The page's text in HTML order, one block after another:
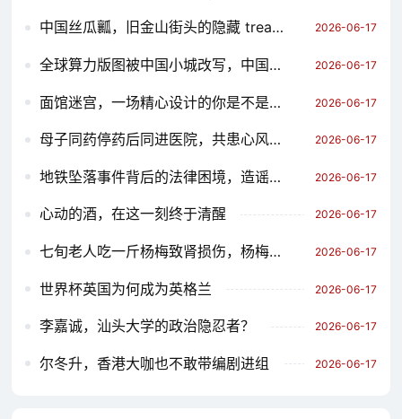
中国丝瓜瓤，旧金山街头的隐藏 treasure 2026-06-17
全球算力版图被中国小城改写，中国算力产业的全球重塑 2026-06-17
面馆迷宫，一场精心设计的你是不是猪的考验 2026-06-17
母子同药停药后同进医院，共患心风的共同故事 2026-06-17
地铁坠落事件背后的法律困境，造谣者 faces legal penalties 2026-06-17
心动的酒，在这一刻终于清醒 2026-06-17
七旬老人吃一斤杨梅致肾损伤，杨梅的特殊功效与慢性肾病的关联 2026-06-17
世界杯英国为何成为英格兰 2026-06-17
李嘉诚，汕头大学的政治隐忍者？ 2026-06-17
尔冬升，香港大咖也不敢带编剧进组 2026-06-17